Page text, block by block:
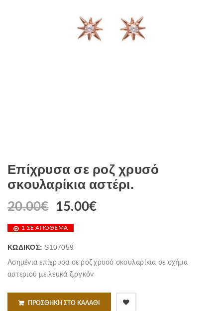
Επίχρυσα σε ροζ χρυσό
σκουλαρίκια αστέρι.
20.00€ 15.00€
1 ΣΕ ΑΠΌΘΕΜΑ
ΚΩΔΙΚΌΣ: S107059
Ασημένια επίχρυσα σε ροζ χρυσό σκουλαρίκια σε σχήμα
αστεριού με λευκά ζιργκόν
ΠΡΟΣΘΉΚΗ ΣΤΟ ΚΑΛΆΘΙ